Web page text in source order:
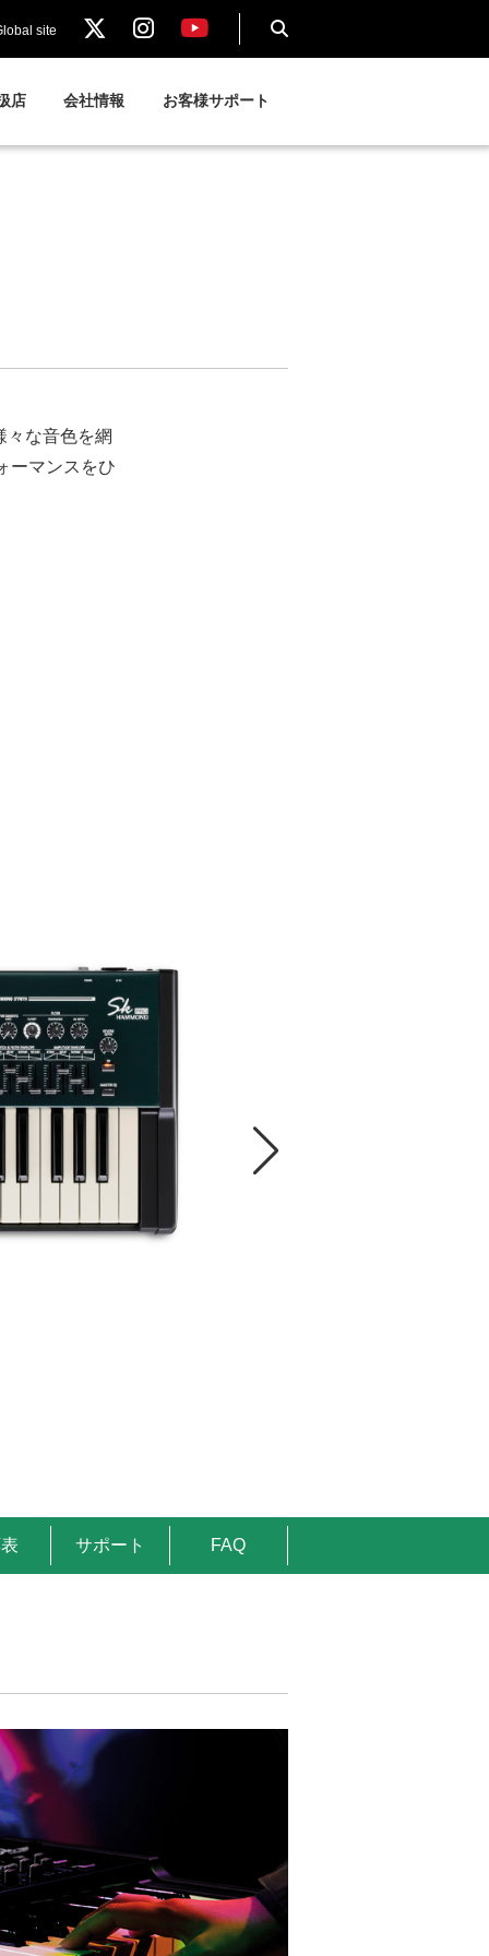
site
店 会社情報 お客様サポート
々な音色を網
ーマンスをひ
サポート FAQ